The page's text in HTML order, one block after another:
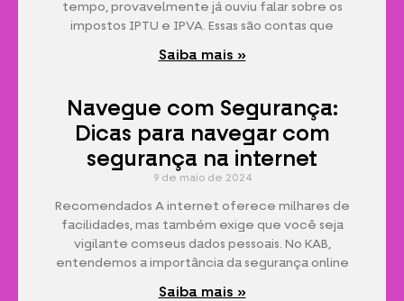
tempo, provavelmente já ouviu falar sobre os
impostos IPTU e IPVA. Essas são contas que
Saiba mais »
Navegue com Segurança:
Dicas para navegar com
segurança na internet
9 de maio de 2024
Recomendados A internet oferece milhares de
facilidades, mas também exige que você seja
vigilante comseus dados pessoais. No KAB,
entendemos a importância da segurança online
Saiba mais »